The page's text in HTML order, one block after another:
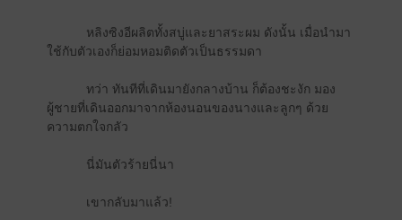
หลิงซิงอีผลิตทั้งสบู่และยาสระผม ดังนั้น เมื่อนำมา
ใช้กับตัวเองก็ย่อมหอมติดตัวเป็นธรรมดา
ทว่า ทันทีที่เดินมายังกลางบ้าน ก็ต้องชะงัก มอง
ผู้ชายที่เดินออกมาจากห้องนอนของนางและลูกๆ ด้วย
ความตกใจกลัว
นี่มันตัวร้ายนี่นา
เขากลับมาแล้ว!